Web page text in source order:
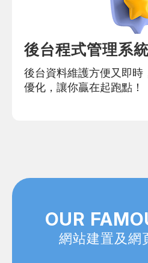
後台程式管理系
後台資料維護方便又即時
優化，讓你贏在起跑點！
OUR
網站建置及網